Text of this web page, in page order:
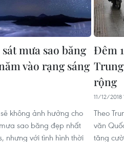
mưa sao băng
vào rạng sáng
không ảnh hưởng cho
sao băng đẹp nhất
nhưng với tình hình thời
Đêm
rộng
11/12/2018
Theo
văn
tăng